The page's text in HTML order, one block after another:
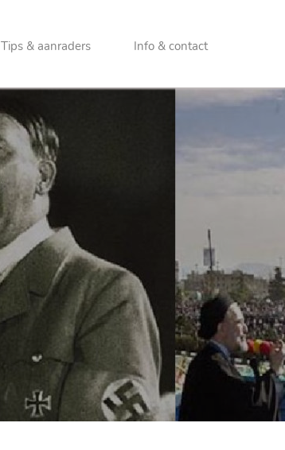
Tips & aanraders Info & contact